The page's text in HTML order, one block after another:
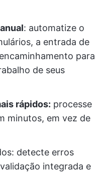
: automatize o
a entrada de
para
de seus
rápidos: processe
minutos, em vez de
detecte erros
integrada e